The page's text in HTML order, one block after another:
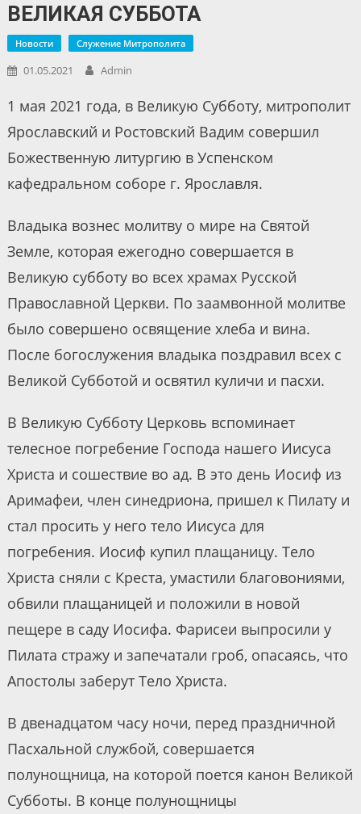
ВЕЛИКАЯ СУББОТА
Новости Служение Митрополита
01.05.2021 Admin
1 мая 2021 года, в Великую Субботу, митрополит
Ярославский и Ростовский Вадим совершил
Божественную литургию в Успенском
кафедральном соборе г. Ярославля.
Владыка вознес молитву о мире на Святой
Земле, которая ежегодно совершается в
Великую субботу во всех храмах Русской
Православной Церкви. По заамвонной молитве
было совершено освящение хлеба и вина.
После богослужения владыка поздравил всех с
Великой Субботой и освятил куличи и пасхи.
В Великую Субботу Церковь вспоминает
телесное погребение Господа нашего Иисуса
Христа и сошествие во ад. В это день Иосиф из
Аримафеи, член синедриона, пришел к Пилату и
стал просить у него тело Иисуса для
погребения. Иосиф купил плащаницу. Тело
Христа сняли с Креста, умастили благовониями,
обвили плащаницей и положили в новой
пещере в саду Иосифа. Фарисеи выпросили у
Пилата стражу и запечатали гроб, опасаясь, что
Апостолы заберут Тело Христа.
В двенадцатом часу ночи, перед праздничной
Пасхальной службой, совершается
полунощница, на которой поется канон Великой
Субботы. В конце полунощницы